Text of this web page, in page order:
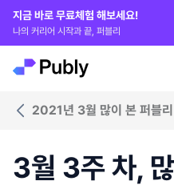
지금 바로 무료체험 해보세요!
나의 커리어 시작과 끝, 퍼블리
2021년 3월 많이 본 퍼블
3월 3주 차,